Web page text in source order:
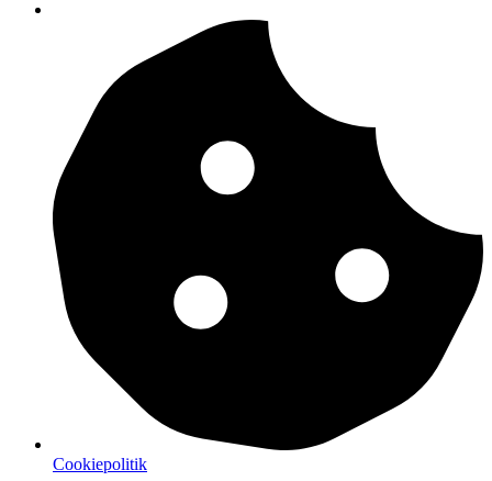
Cookiepolitik